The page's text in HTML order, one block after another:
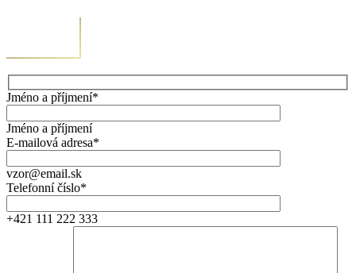
Jméno a příjmení*
Jméno a příjmení
E-mailová adresa*
vzor@email.sk
Telefonní číslo*
+421 111 222 333